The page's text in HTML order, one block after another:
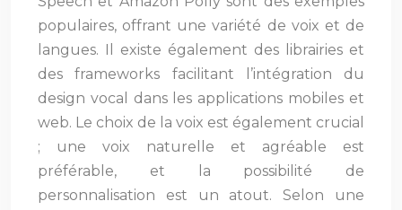
populaires, offrant une variété de voix et de
langues. Il existe également des librairies et
des frameworks facilitant l’intégration du
design vocal dans les applications mobiles et
web. Le choix de la voix est également crucial
; une voix naturelle et agréable est
préférable, et la possibilité de
personnalisation est un atout. Selon une